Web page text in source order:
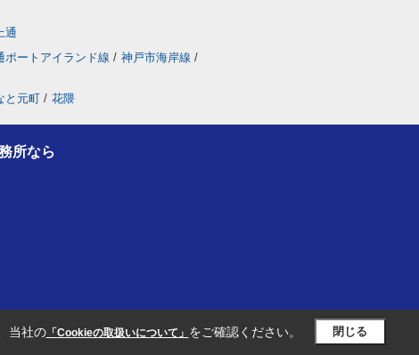
通
ポートアイランド線 / 神戸市海岸線 /
と元町 / 花隈
所なら
当社の「Cookieの取扱いについて」 をご確認ください。 閉じる